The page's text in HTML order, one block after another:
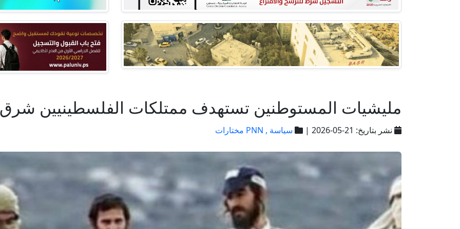
مليشيات المستوطنين تستهدف ممتلكات الفلسطينيين شرق
نشر بتاريخ: 21-05-2026 | سياسة , PNN مختارات